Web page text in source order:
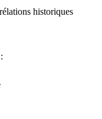
historiques